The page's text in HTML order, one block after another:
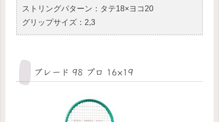
ストリングパターン：タテ18×ヨコ20
グリップサイズ：2,3
ブレード 98 プロ 16×19